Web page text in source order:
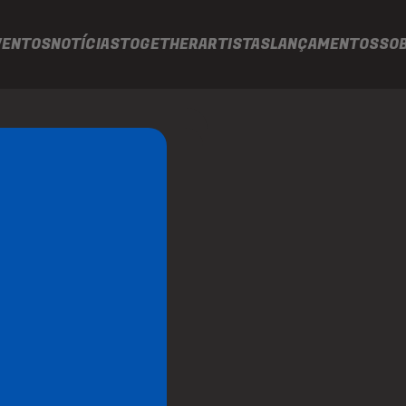
NOTÍCIASTOGETHERARTISTASLANÇAMENTOS